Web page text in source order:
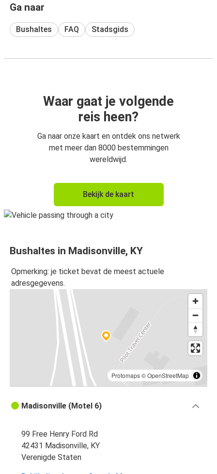
Ga naar
Bushaltes FAQ Stadsgids
Waar gaat je volgende
reis heen?
Ga naar onze kaart en ontdek ons netwerk
met meer dan 8000 bestemmingen
wereldwijd.
Bekijk de kaart
Bushaltes in Madisonville, KY
Opmerking: je ticket bevat de meest actuele
adresgegevens.
Protomaps©OpenStreetMap
Madisonville (Motel 6)
99 Free Henry Ford Rd
42431 Madisonville, KY
Verenigde Staten